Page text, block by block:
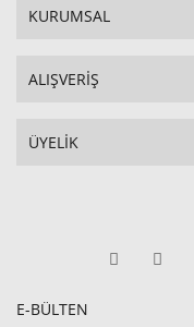
KURUMSAL
ALIŞVERİŞ
ÜYELİK
E-BÜLTEN